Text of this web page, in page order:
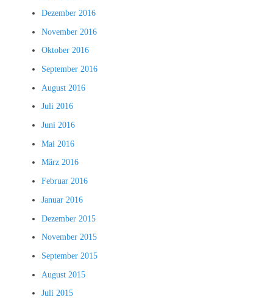
Dezember 2016
November 2016
Oktober 2016
September 2016
August 2016
Juli 2016
Juni 2016
Mai 2016
März 2016
Februar 2016
Januar 2016
Dezember 2015
November 2015
September 2015
August 2015
Juli 2015